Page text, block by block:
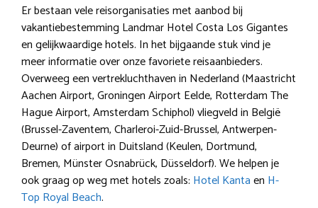
Er bestaan vele reisorganisaties met aanbod bij
vakantiebestemming Landmar Hotel Costa Los Gigantes
en gelijkwaardige hotels. In het bijgaande stuk vind je
meer informatie over onze favoriete reisaanbieders.
Overweeg een vertrekluchthaven in Nederland (Maastricht
Aachen Airport, Groningen Airport Eelde, Rotterdam The
Hague Airport, Amsterdam Schiphol) vliegveld in België
(Brussel-Zaventem, Charleroi-Zuid-Brussel, Antwerpen-
Deurne) of airport in Duitsland (Keulen, Dortmund,
Bremen, Münster Osnabrück, Düsseldorf). We helpen je
ook graag op weg met hotels zoals: Hotel Kantaen H-
Top Royal Beach.